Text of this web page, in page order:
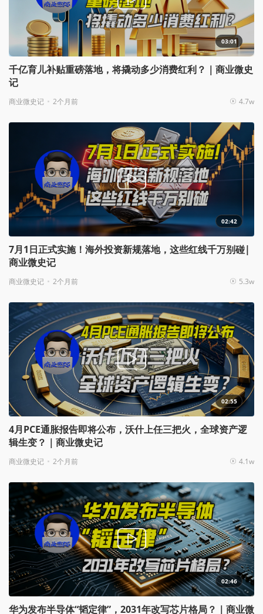
03:01
千亿育儿补贴重磅落地，将撬动多少消费红利？｜商业微史
记
商业微史记 2个月前 4.7w
02:42
7月1日正式实施！海外投资新规落地，这些红线千万别碰|
商业微史记
商业微史记 2个月前 5.3w
02:55
4月PCE通胀报告即将公布，沃什上任三把火，全球资产逻
辑生变？｜商业微史记
商业微史记 2个月前 4.1w
02:46
华为发布半导体“韬定律”，2031年改写芯片格局？｜商业微